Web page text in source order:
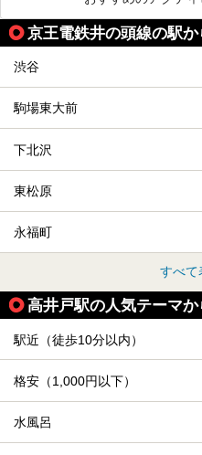
京王電鉄井の頭線の駅
渋谷
駒場東大前
下北沢
東松原
永福町
すべて
高井戸駅の人気テーマ
駅近（徒歩10分以内）
格安（1,000円以下）
水風呂